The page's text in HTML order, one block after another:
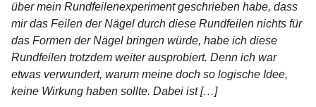
über mein Rundfeilenexperiment geschrieben habe, dass
mir das Feilen der Nägel durch diese Rundfeilen nichts für
das Formen der Nägel bringen würde, habe ich diese
Rundfeilen trotzdem weiter ausprobiert. Denn ich war
etwas verwundert, warum meine doch so logische Idee,
keine Wirkung haben sollte. Dabei ist […]